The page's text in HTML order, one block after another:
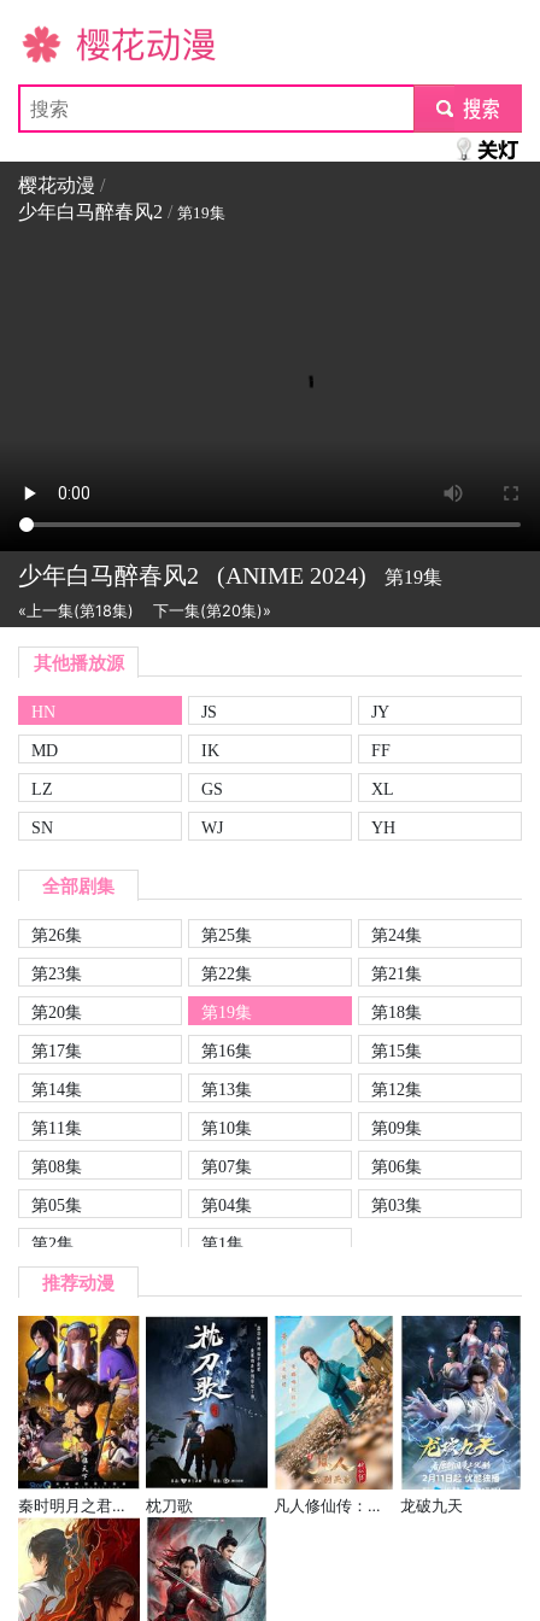
樱花动漫
submit
樱花动漫 /
少年白马醉春风2 / 第19集
少年白马醉春风2 (ANIME 2024) 第19集
«上一集(第18集) 下一集(第20集)»
其他播放源
HN JS
JY
MD
IK
FF
LZ
GS
XL
SN
WJ YH
全部剧集
第26集 第25集
第24集
第23集
第22集
第21集
第20集
第19集
第18集
第17集
第16集
第15集
第14集
第13集
第12集
第11集
第10集
第09集
第08集
第07集
第06集
第05集
第04集
第03集
第2集
第1集
推荐动漫
秦时明月之君临天下 枕刀歌 凡人修仙传：再别天南 龙破九天